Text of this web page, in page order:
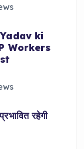
ki
Workers
रहेगी